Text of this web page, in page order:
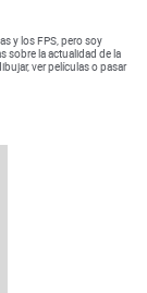
y los FPS, pero soy
sobre la actualidad de la
ver películas o pasar